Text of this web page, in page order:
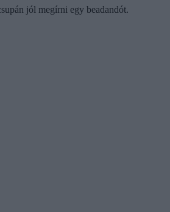
jól megírni egy beadandót.